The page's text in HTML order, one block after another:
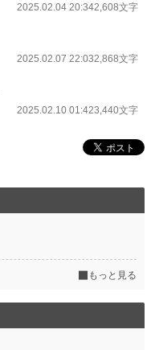
2025.02.04 20:342,608文字
2025.02.07 22:032,868文字
2025.02.10 01:423,440文字
もっと見る